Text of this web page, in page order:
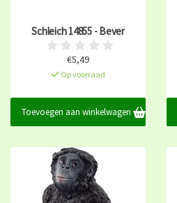
Schleich 14855 - Bever
€5,49
Op voorraad
Toevoegen aan winkelwagen